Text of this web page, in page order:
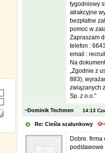
tygodniowy
atrakcyjne
bezpłatne
pomoc w
Zapraszam
telefon :
email :
Na
„Zgodnie z
883),
związanych
Sp. z o.o.”
~Dominik Techmen 14:13
Re: Cieśla szalunkowy
Dobre. firma
podstawowe